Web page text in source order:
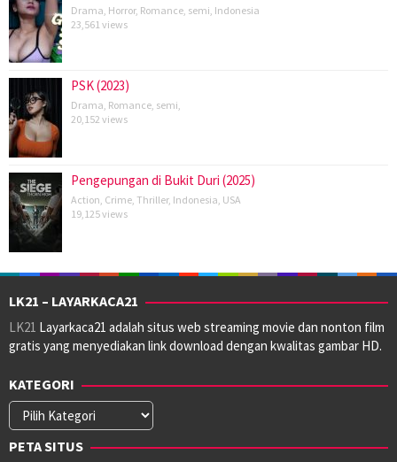
Drama Horror, Romance semi Indonesia
23,561 views
PSK (2023)
Drama Romance semi
20,152 views
Pengepungan di Bukit Duri (2025)
Action Crime Thriller, Indonesia USA
19,125 views
LK21 – LAYARKACA21
LK21 Layarkaca21 adalah situs web streaming movie dan nonton film
gratis yang menyediakan link download dengan kwalitas gambar HD.
KATEGORI
Kategori
PETA SITUS